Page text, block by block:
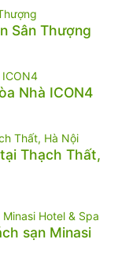
Sân Thượng
Nhà ICON4
Thạch Thất,
sạn Minasi